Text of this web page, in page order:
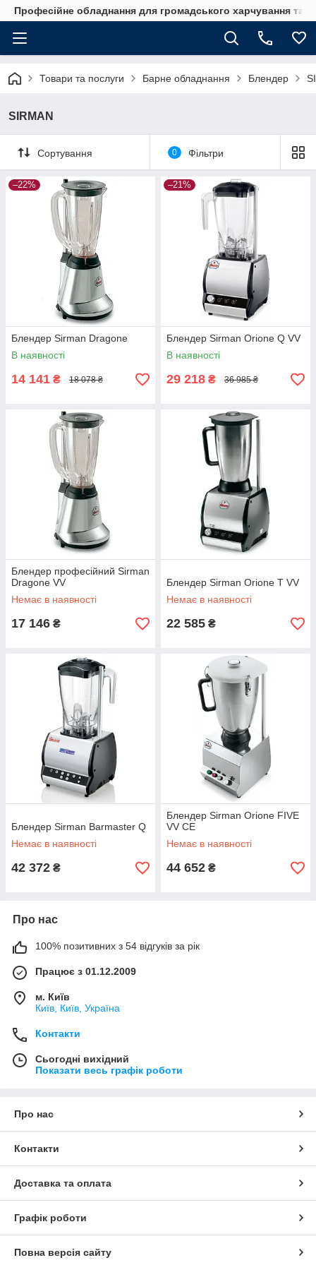
Професійне обладнання для громадського харчування та
Товари та послуги Барне обладнання Блендер
SIRMAN
Сортування 0 Фільтри
–22%
Блендер Sirman Dragone
В наявності
14 141 ₴ 18 078 ₴
–21%
Блендер Sirman Orione Q VV
В наявності
29 218 ₴ 36 985 ₴
Блендер професійний Sirman
Dragone VV
Немає в наявності
17 146 ₴
Блендер Sirman Orione T VV
Немає в наявності
22 585 ₴
Блендер Sirman Barmaster Q
Немає в наявності
42 372 ₴
Блендер Sirman Orione FIVE
VV CE
Немає в наявності
44 652 ₴
Про нас
100% позитивних з 54 відгуків за рік
Працює з 01.12.2009
м. Київ
Київ, Київ, Україна
Контакти
Сьогодні вихідний
Показати весь графік роботи
Про нас
Контакти
Доставка та оплата
Графік роботи
Повна версія сайту